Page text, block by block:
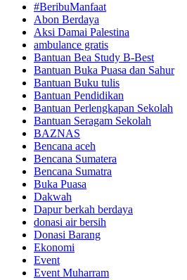
#BeribuManfaat
Abon Berdaya
Aksi Damai Palestina
ambulance gratis
Bantuan Bea Study B-Best
Bantuan Buka Puasa dan Sahur
Bantuan Buku tulis
Bantuan Pendidikan
Bantuan Perlengkapan Sekolah
Bantuan Seragam Sekolah
BAZNAS
Bencana aceh
Bencana Sumatera
Bencana Sumatra
Buka Puasa
Dakwah
Dapur berkah berdaya
donasi air bersih
Donasi Barang
Ekonomi
Event
Event Muharram